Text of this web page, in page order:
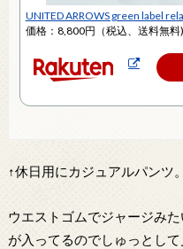
UNITED ARROWS green label
価格：8,800円（税込、送料無料)
↑休日用にカジュアルパンツ。
ウエストゴムでジャージみ
が入ってるのでしゅっとして